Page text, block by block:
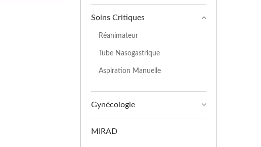
Soins Critiques
Réanimateur
Tube Nasogastrique
Aspiration Manuelle
Gynécologie
MIRAD